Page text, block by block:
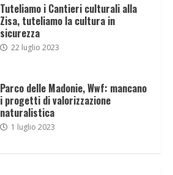
Tuteliamo i Cantieri culturali alla
Zisa, tuteliamo la cultura in
sicurezza
22 luglio 2023
Parco delle Madonie, Wwf: mancano
i progetti di valorizzazione
naturalistica
1 luglio 2023